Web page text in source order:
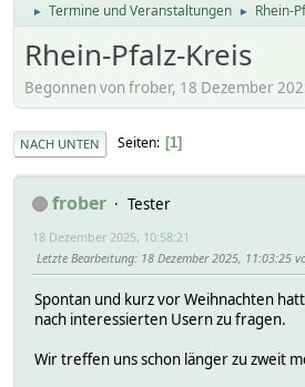
► Termine und Veranstaltungen ► Rhein-
Rhein-Pfalz-Kreis
Begonnen von frober, 18 Dezember
NACH UNTEN Seiten 1
frober Tester
18 Dezember 2025, 10:58:21
Letzte Bearbeitung: 18 Dezember 2025, 11:03:25
Spontan und kurz vor Weihnachten
nach interessierten Usern zu fragen.
Wir treffen uns schon länger zu zweit